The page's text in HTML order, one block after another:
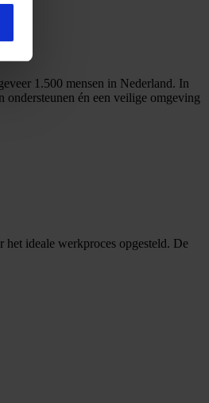
1.500 mensen in Nederland. In
ondersteunen én een veilige omgeving
ideale werkproces opgesteld. De